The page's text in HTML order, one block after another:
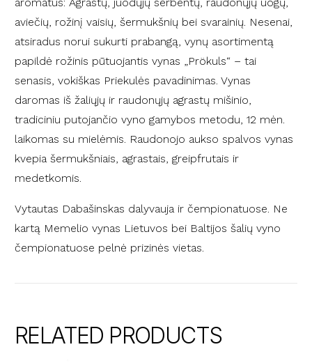
aviečių, rožinį vaisių, šermukšnių bei svarainių. Nesenai,
atsiradus norui sukurti prabangą, vynų asortimentą
papildė rožinis pūtuojantis vynas „Prökuls“ – tai
senasis, vokiškas Priekulės pavadinimas. Vynas
daromas iš žaliųjų ir raudonųjų agrastų mišinio,
tradiciniu putojančio vyno gamybos metodu, 12 mėn.
laikomas su mielėmis. Raudonojo aukso spalvos vynas
kvepia šermukšniais, agrastais, greipfrutais ir
medetkomis.
Vytautas Dabašinskas dalyvauja ir čempionatuose. Ne
kartą Memelio vynas Lietuvos bei Baltijos šalių vyno
čempionatuose pelnė prizinės vietas.
RELATED PRODUCTS